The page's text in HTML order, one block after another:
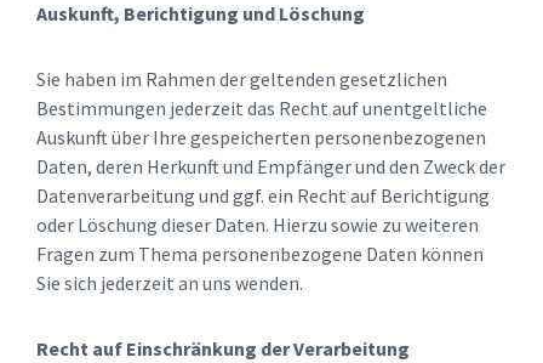
Auskunft, Berichtigung und Löschung
Sie haben im Rahmen der geltenden gesetzlichen
Bestimmungen jederzeit das Recht auf unentgeltliche
Auskunft über Ihre gespeicherten personenbezogenen
Daten, deren Herkunft und Empfänger und den Zweck der
Datenverarbeitung und ggf. ein Recht auf Berichtigung
oder Löschung dieser Daten. Hierzu sowie zu weiteren
Fragen zum Thema personenbezogene Daten können
Sie sich jederzeit an uns wenden.
Recht auf Einschränkung der Verarbeitung